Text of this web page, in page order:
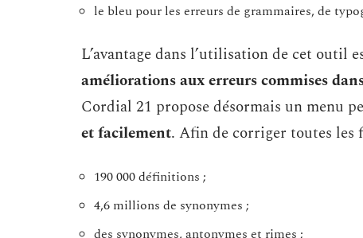
le bleu pour les erreurs de grammaires, de
L’avantage dans l’utilisation de cet outil
améliorations aux erreurs commises
Cordial 21 propose désormais un menu
et facilement. Afin de corriger toutes les
190 000 définitions ;
4,6 millions de synonymes ;
des synonymes, antonymes et rimes ;